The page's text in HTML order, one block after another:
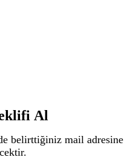
Al
belirttiğiniz mail adresine